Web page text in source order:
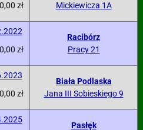
zł
Mickiewicza 1A
zł
Racibórz
Pracy 21
zł
Biała Podlaska
Jana III Sobieskiego 9
Pasłęk